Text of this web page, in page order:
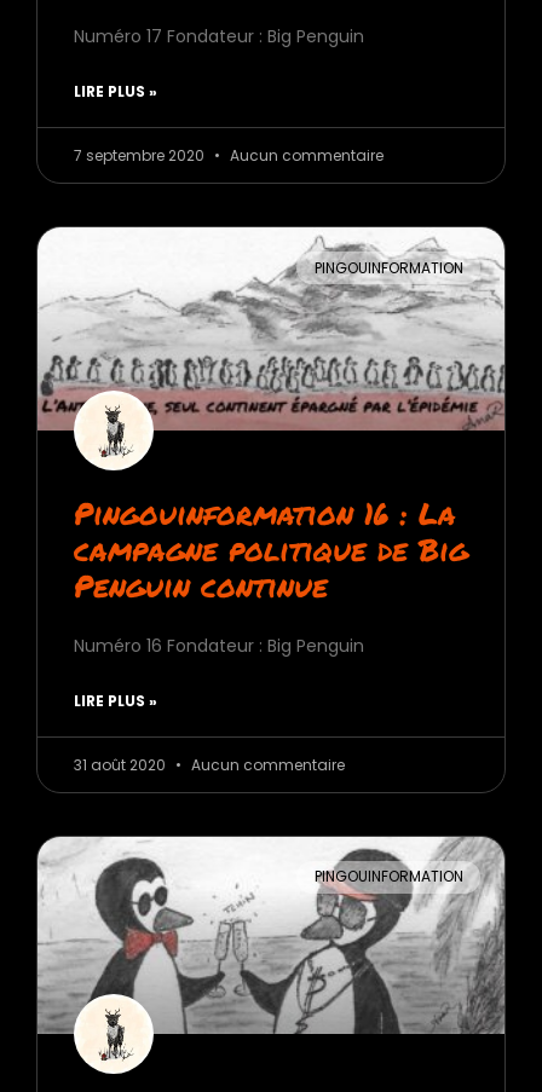
Numéro 17 Fondateur : Big Penguin
LIRE PLUS »
7 septembre 2020 Aucun commentaire
PINGOUINFORMATION
Pingouinformation 16 : La
campagne politique de Big
Penguin continue
Numéro 16 Fondateur : Big Penguin
LIRE PLUS »
31 août 2020 Aucun commentaire
PINGOUINFORMATION